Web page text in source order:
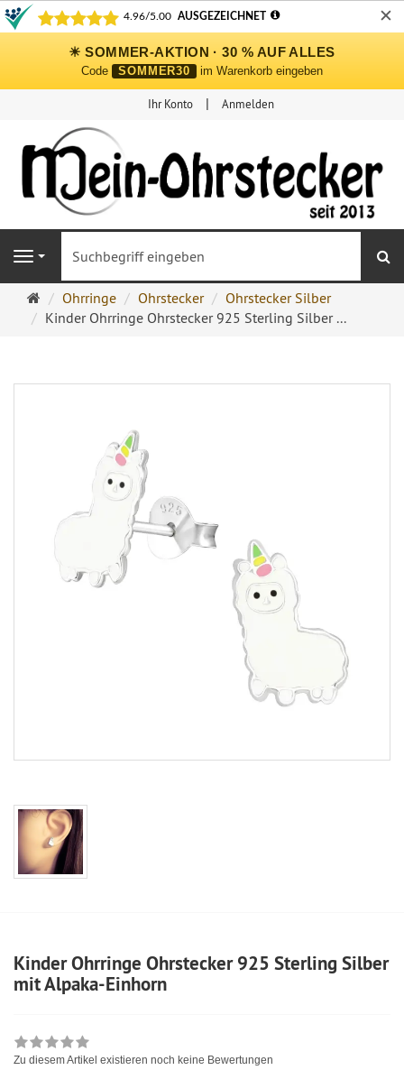
✕
☀ SOMMER-AKTION · 30 % AUF ALLES
Code SOMMER30 im Warenkorb eingeben
Ihr Konto Anmelden
Navigation
Ohrringe
Ohrstecker
Ohrringe Ohrstecker
Ohrstecker Silber
Kinder Ohrringe Ohrstecker 925 Sterling Silber ...
Kinder Ohrringe Ohrstecker 925 Sterling Silber
mit Alpaka-Einhorn
Zu diesem Artikel existieren noch keine Bewertungen